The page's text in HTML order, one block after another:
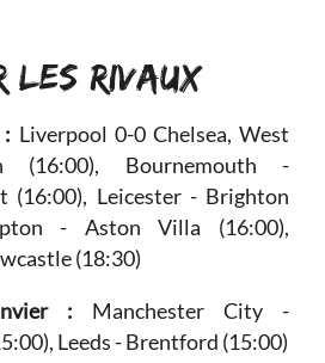
RIVAUX
Liverpool 0-0 Chelsea, West
(16:00), Bournemouth -
(16:00), Leicester - Brighton
- Aston Villa (16:00),
(18:30)
: Manchester City -
Leeds - Brentford (15:00)